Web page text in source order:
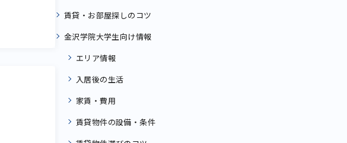
賃貸・お部屋探しのコツ
金沢学院大学生向け情報
エリア情報
入居後の生活
家賃・費用
賃貸物件の設備・条件